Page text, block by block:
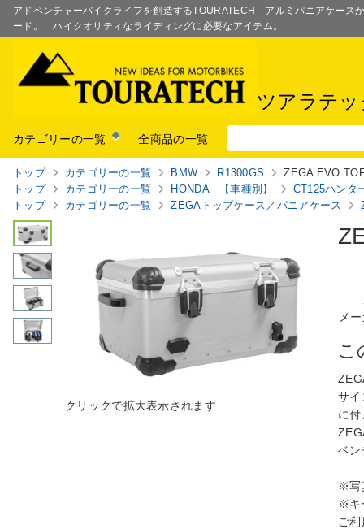
アドベンチャーバイクライフを創造するTOURATECH アルミパニアケース
ード。 ハイクオリティなライディングに必要なアイテム。
ツアラテ
カテゴリーの一覧 全商品の一覧
トップ カテゴリーの一覧 BMW R1300GS
ZEGA EVO
トップ
カテゴリーの一覧 HONDA 【車種別】
CT125ハンタ
トップ
カテゴリーの一覧 ZEGAトップケース／パニアケース
メ
こ
サイ
に
ベン
※写
※キ
ご